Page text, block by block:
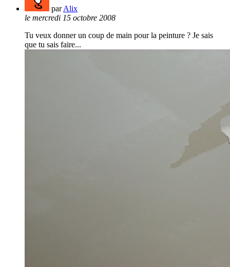
parAlix
le mercredi 15 octobre 2008
Tu veux donner un coup de main pour la peinture ? Je sais
que tu sais faire...